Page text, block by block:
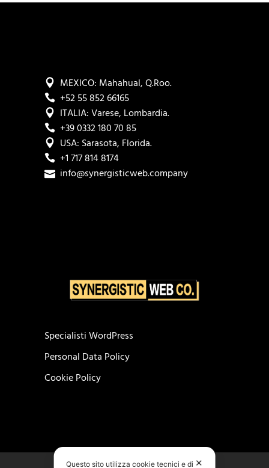
MEXICO: Mahahual, Q.Roo.
+52 55 852 66165
ITALIA: Varese, Lombardia.
+39 0332 180 70 85
USA: Sarasota, Florida.
+1 717 814 8174
info@synergisticweb.company
Specialisti WordPress
Personal Data Policy
Cookie Policy
✕
Questo sito utilizza cookie tecnici e di